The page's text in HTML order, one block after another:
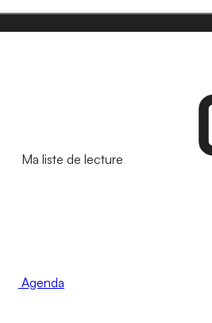
Ma liste de lecture
Agenda